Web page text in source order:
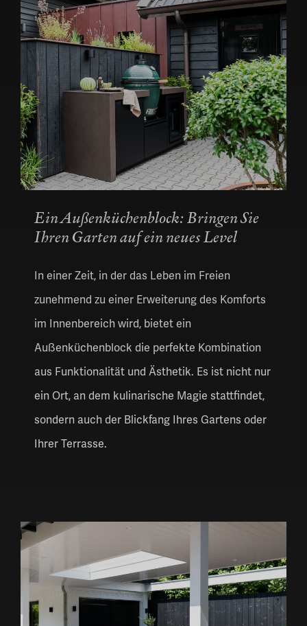
Ein Außenküchenblock: Bringen Sie
Ihren Garten auf ein neues Level
In einer Zeit, in der das Leben im Freien
zunehmend zu einer Erweiterung des Komforts
im Innenbereich wird, bietet ein
Außenküchenblock die perfekte Kombination
aus Funktionalität und Ästhetik. Es ist nicht nur
ein Ort, an dem kulinarische Magie stattfindet,
sondern auch der Blickfang Ihres Gartens oder
Ihrer Terrasse.